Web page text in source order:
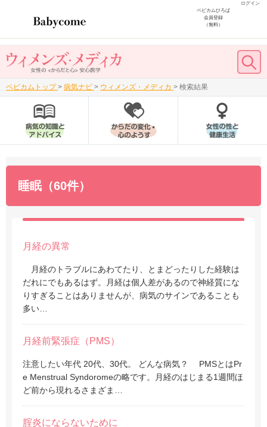
ログイン
ベビカムひろば
会員登録
（無料）
ベビカムトップ > 病気ナビ > ウィメンズ・メディカ > 検索結果
睡眠（60件）
月経の異常
月経のトラブルにあわてたり、とまどったりした経験は
だれにでもあるはず。月経は個人差があるので神経質にな
りすぎることはありませんが、病気のサインであることも
多い…
月経前緊張症（PMS）
注意したい年代 20代、30代。 どんな病気？ PMSとはPr
e Menstrual Syndoromeの略です。月経のはじまる1週間ほ
ど前から現れるさまざま…
腟炎にならないために